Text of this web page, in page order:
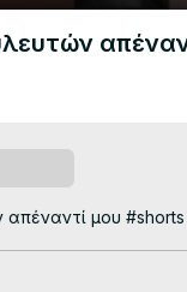
μου #shorts